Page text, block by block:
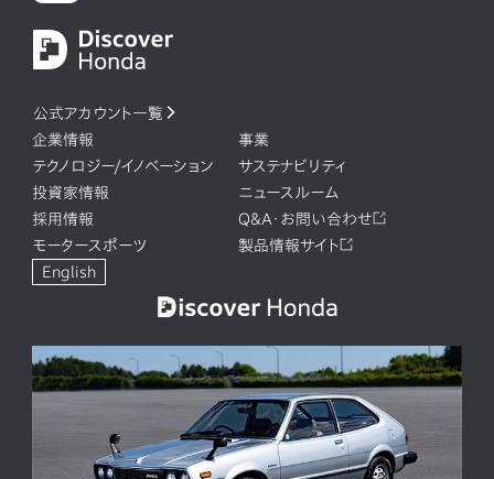
公式アカウント一覧
企業情報
事業
テクノロジー/イノベーション
サステナビリティ
投資家情報
ニュースルーム
採用情報
Q&A・お問い合わせ
モータースポーツ
製品情報サイト
English